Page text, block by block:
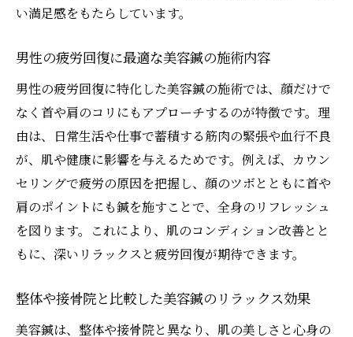
い満足感をもたらしています。
男性の疲労回復に最適な美容鍼の施術内容
男性の疲労回復に特化した美容鍼の施術では、顔だけで
なく首や肩のコリにもアプローチするのが特徴です。理
由は、日常生活や仕事で蓄積する筋肉の緊張や血行不良
が、肌や健康に影響を与えるためです。例えば、カウン
セリングで疲労の原因を把握し、顔のツボとともに首や
肩のポイントにも鍼を施すことで、全身のリフレッシュ
を図ります。これにより、肌のコンディション改善とと
もに、深いリラックスと疲労回復が期待できます。
整体や接骨院と比較した美容鍼のリラックス効果
美容鍼は、整体や接骨院と異なり、肌の美しさと心身の